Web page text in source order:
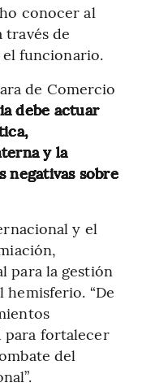
conocer al
través de
el funcionario.
de Comercio
debe actuar
y la
negativas sobre
y el
para la gestión
hemisferio. “De
para fortalecer
del